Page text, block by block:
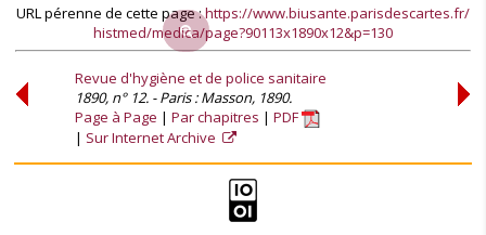
URL pérenne de cette page :https://www.biusante.parisdescartes.fr/
histmed/medica/page?90113x1890x12&p=130
Revue d'hygiène et de police sanitaire
1890, n° 12. - Paris : Masson, 1890.
Page à Page
Par chapitres
PDF
Sur Internet Archive